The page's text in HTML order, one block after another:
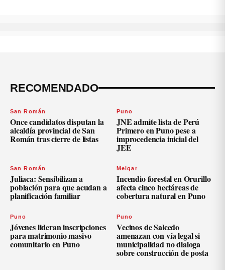
RECOMENDADO
San Román
Once candidatos disputan la
alcaldía provincial de San
Román tras cierre de listas
Puno
JNE admite lista de Perú
Primero en Puno pese a
improcedencia inicial del
JEE
San Román
Juliaca: Sensibilizan a
población para que acudan a
planificación familiar
Melgar
Incendio forestal en Orurillo
afecta cinco hectáreas de
cobertura natural en Puno
Puno
Jóvenes lideran inscripciones
para matrimonio masivo
comunitario en Puno
Puno
Vecinos de Salcedo
amenazan con vía legal si
municipalidad no dialoga
sobre construcción de posta